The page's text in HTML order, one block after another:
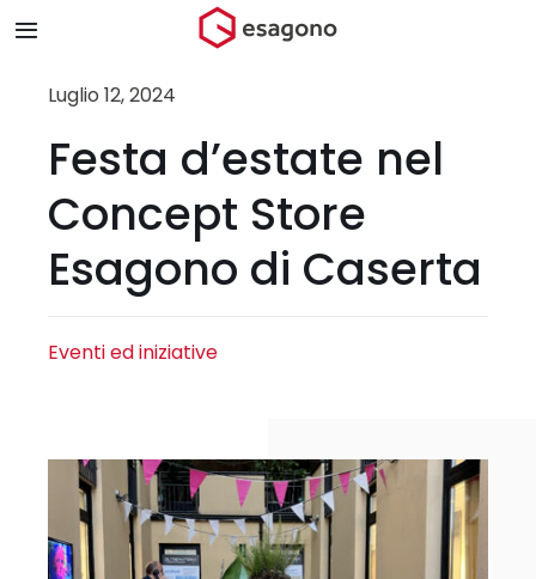
contenuto
Toggle
Navigation
Chi siamo
Prodotti & Brand
Contatti
Luglio 12, 2024
Festa d’estate nel
Concept Store
Esagono di Caserta
Eventi ed iniziative